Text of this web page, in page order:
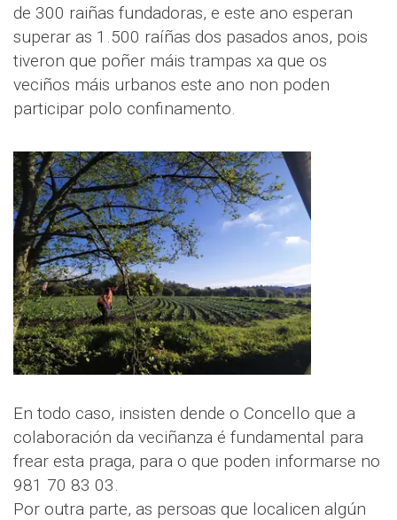
de 300 raiñas fundadoras, e este ano esperan
superar as 1.500 raíñas dos pasados anos, pois
tiveron que poñer máis trampas xa que os
veciños máis urbanos este ano non poden
participar polo confinamento.
En todo caso, insisten dende o Concello que a
colaboración da veciñanza é fundamental para
frear esta praga, para o que poden informarse no
981 70 83 03.
Por outra parte, as persoas que localicen algún